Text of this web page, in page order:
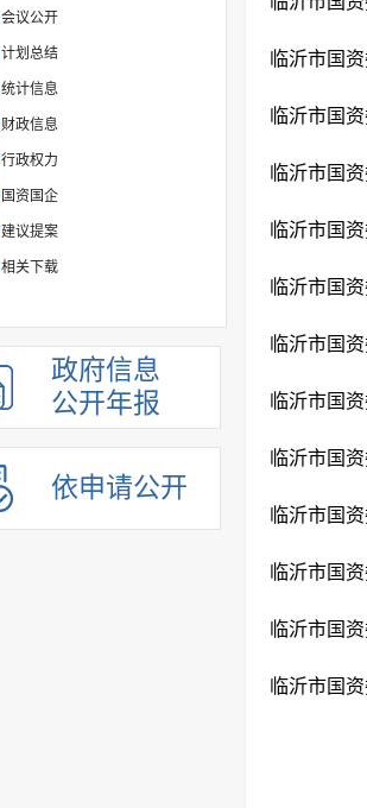
会议公开
计划总结
统计信息
财政信息
行政权力
国资国企
建议提案
相关下载
政府信息
公开年报
依申请公开
临沂市国
临沂市国
临沂市国
临沂市国